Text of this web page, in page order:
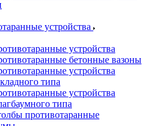
устройства
устройства
бетонные вазоны
устройства
типа
устройства
типа
противотаранные